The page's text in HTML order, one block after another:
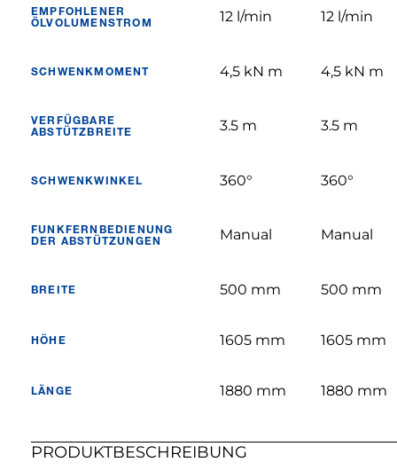
EMPFOHLENER
ÖLVOLUMENSTROM
12 l/min 12 l/min
SCHWENKMOMENT 4,5 kN m 4,5 kN m
VERFÜGBARE
ABSTÜTZBREITE
3.5 m 3.5 m
SCHWENKWINKEL 360° 360°
FUNKFERNBEDIENUNG
DER ABSTÜTZUNGEN
Manual Manual
BREITE 500 mm 500 mm
HÖHE 1605 mm 1605 mm
LÄNGE 1880 mm 1880 mm
PRODUKTBESCHREIBUNG